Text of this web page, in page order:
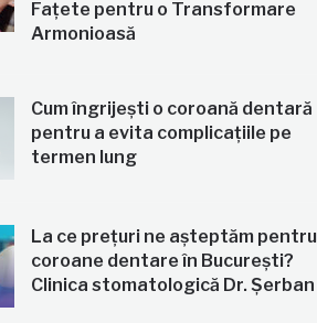
Fațete pentru o Transformare
Armonioasă
Cum îngrijești o coroană dentară
pentru a evita complicațiile pe
termen lung
La ce prețuri ne așteptăm pentru
coroane dentare în București?
Clinica stomatologică Dr. Șerban